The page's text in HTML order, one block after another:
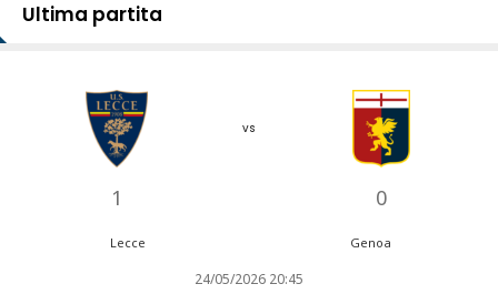
Ultima partita
1
vs
0
Lecce Genoa
24/05/2026 20:45